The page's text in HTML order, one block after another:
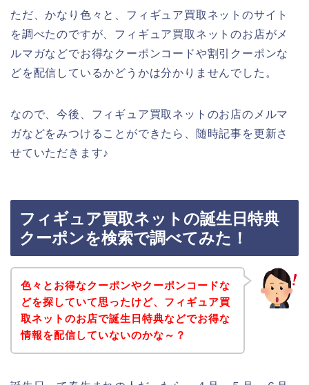
ただ、かなり色々と、フィギュア買取ネットのサイト
を調べたのですが、フィギュア買取ネットのお店がメ
ルマガなどでお得なクーポンコードや割引クーポンな
どを配信しているかどうかは分かりませんでした。
なので、今後、フィギュア買取ネットのお店のメルマ
ガなどをみつけることができたら、随時記事を更新さ
せていただきます♪
フィギュア買取ネットの誕生日特典
クーポンを検索で調べてみた！
色々とお得なクーポンやクーポンコードな
どを探していて思ったけど、フィギュア買
取ネットのお店で誕生日特典などでお得な
情報を配信していないのかな～？